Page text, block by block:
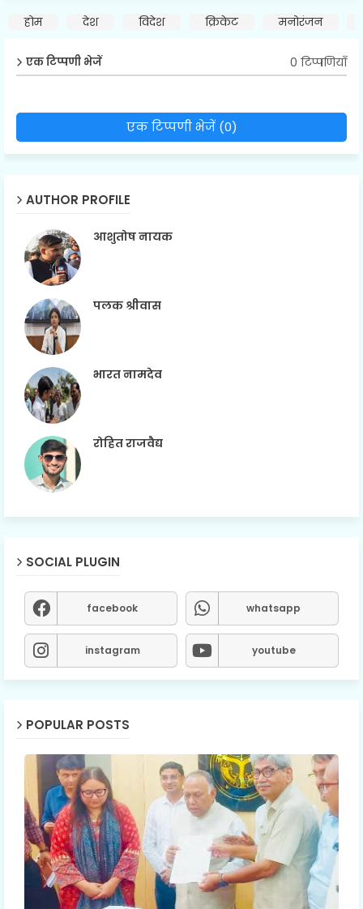
होम देश विदेश क्रिकेट मनोरंजन
एक टिप्पणी भेजें 0 टिप्पणियाँ
एक टिप्पणी भेजें (0)
AUTHOR PROFILE
आशुतोष नायक
पलक श्रीवास
भारत नामदेव
रोहित राजवैद्य
SOCIAL PLUGIN
facebook whatsapp
instagram youtube
POPULAR POSTS